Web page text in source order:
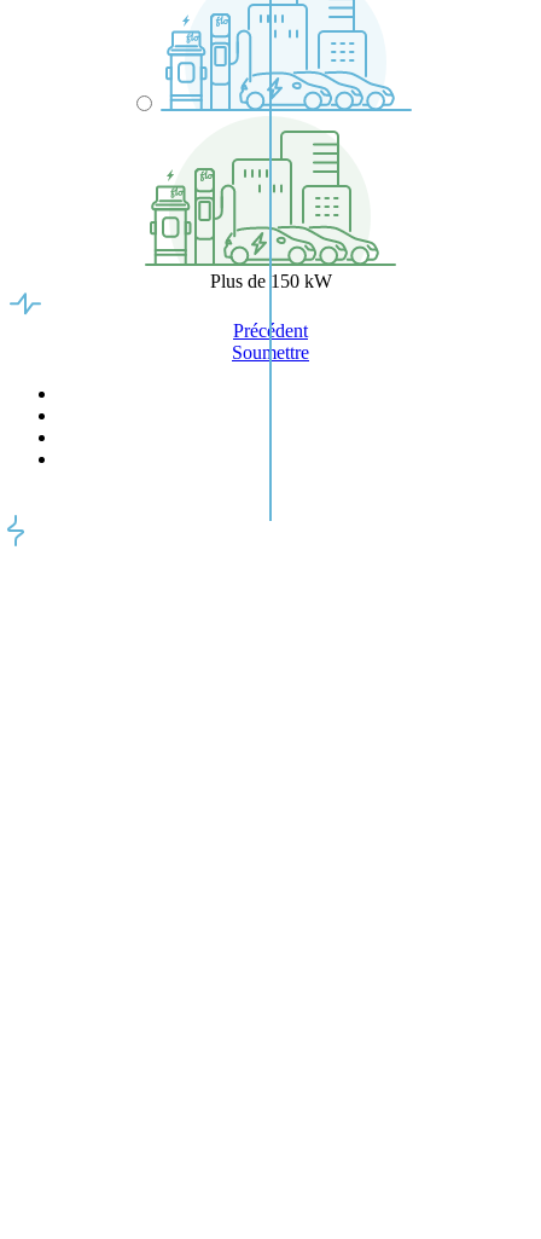
Plus de 150 kW
Précédent
Soumettre